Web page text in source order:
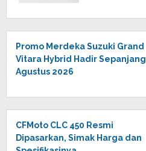
Promo Merdeka Suzuki Grand
Vitara Hybrid Hadir Sepanjang
Agustus 2026
CFMoto CLC 450 Resmi
Dipasarkan, Simak Harga dan